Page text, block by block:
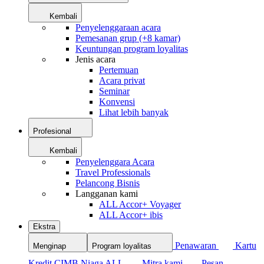
Kembali
Penyelenggaraan acara
Pemesanan grup (+8 kamar)
Keuntungan program loyalitas
Jenis acara
Pertemuan
Acara privat
Seminar
Konvensi
Lihat lebih banyak
Profesional
Kembali
Penyelenggara Acara
Travel Professionals
Pelancong Bisnis
Langganan kami
ALL Accor+ Voyager
ALL Accor+ ibis
Ekstra
Menginap Program loyalitas Penawaran
Kartu